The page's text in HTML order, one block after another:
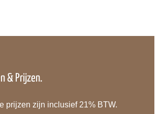
& Prijzen.
prijzen zijn inclusief 21% BTW.